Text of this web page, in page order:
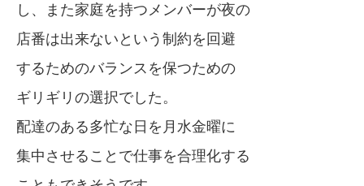
し、また家庭を持つメンバーが夜の
店番は出来ないという制約を回避
するためのバランスを保つための
ギリギリの選択でした。
配達のある多忙な日を月水金曜に
集中させることで仕事を合理化する